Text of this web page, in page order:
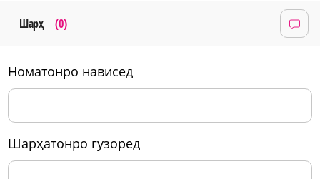
Шарҳ (0)
номатонро нависед
шарҳатонро гузоред